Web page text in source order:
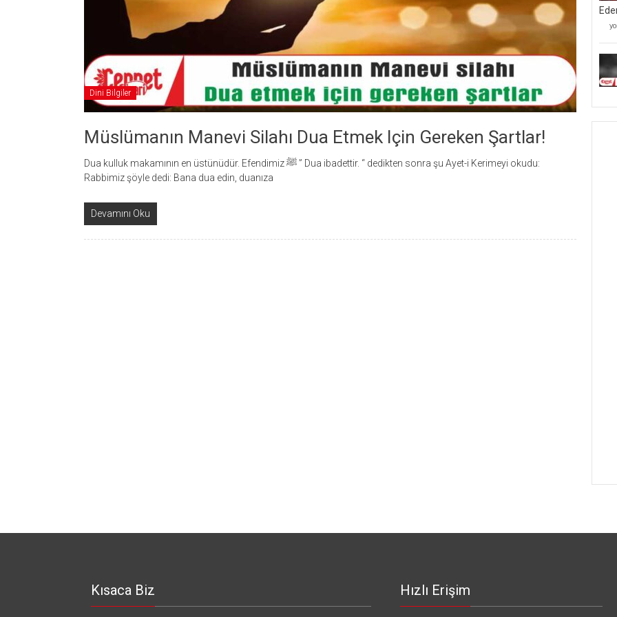
Dini Bilgiler
Müslümanın Manevi Silahı Dua Etmek Için Gereken Şartlar!
Dua kulluk makamının en üstünüdür. Efendimiz ﷺ ” Dua ibadettir. “ dedikten sonra şu Ayet-i Kerimeyi okudu:
Rabbimiz şöyle dedi: Bana dua edin, duanıza
Devamını Oku
Ve
Kısaca Biz Hızlı Erişim